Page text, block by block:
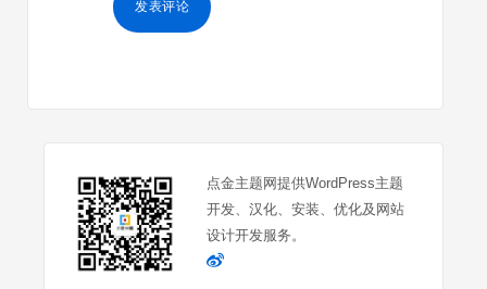
点金主题网提供WordPress主题
开发、汉化、安装、优化及网站
设计开发服务。